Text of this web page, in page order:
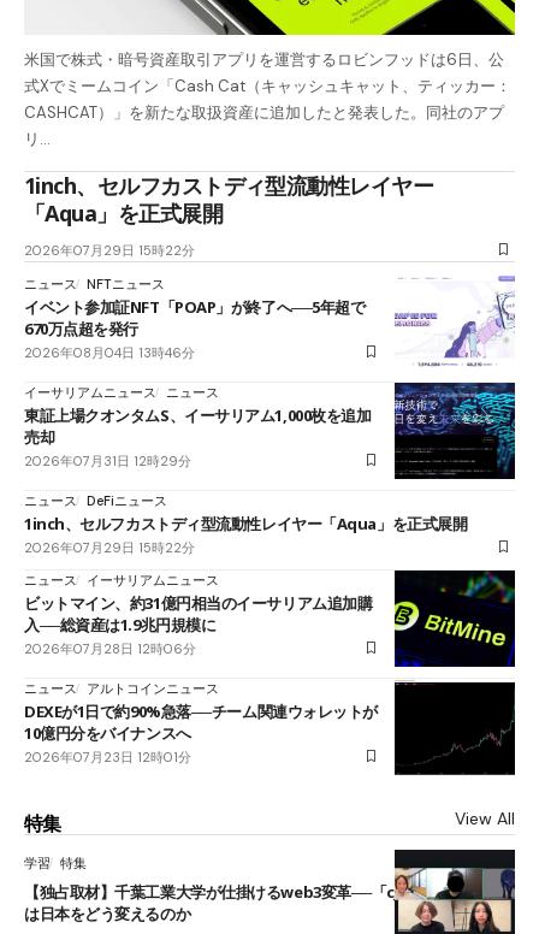
米国で株式・暗号資産取引アプリを運営するロビンフッドは6日、公
式Xでミームコイン「Cash Cat（キャッシュキャット、ティッカー：
CASHCAT）」を新たな取扱資産に追加したと発表した。同社のアプ
リ…
1inch、セルフカストディ型流動性レイヤー
「Aqua」を正式展開
2026年07月29日 15時22分
ニュース NFTニュース
イベント参加証NFT「POAP」が終了へ──5年超で
670万点超を発行
2026年08月04日 13時46分
イーサリアムニュース ニュース
東証上場クオンタムS、イーサリアム1,000枚を追加
売却
2026年07月31日 12時29分
ニュース DeFiニュース
1inch、セルフカストディ型流動性レイヤー「Aqua」を正式展開
2026年07月29日 15時22分
ニュース
イーサリアムニュース
ビットマイン、約31億円相当のイーサリアム追加購
入──総資産は1.9兆円規模に
2026年07月28日 12時06分
ニュース アルトコインニュース
DEXEが1日で約90%急落──チーム関連ウォレットが
10億円分をバイナンスへ
2026年07月23日 12時01分
特集 View All
学習 特集
【独占取材】千葉工業大学が仕掛けるweb3変革──「cJPY」とAIの融合
は日本をどう変えるのか